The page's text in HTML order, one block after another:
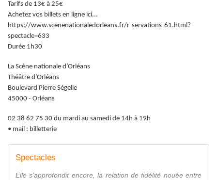
Tarifs de 13€ à 25€
Achetez vos billets en ligne ici...
https://www.scenenationaledorleans.fr/r-servations-61.html?
spectacle=633
Durée 1h30
La Scène nationale d’Orléans
Théâtre d’Orléans
Boulevard Pierre Ségelle
45000 - Orléans
02 38 62 75 30 du mardi au samedi de 14h à 19h
• mail : billetterie
Spectacles
Elle s'approfondit encore, la relation de fidélité nouée entre